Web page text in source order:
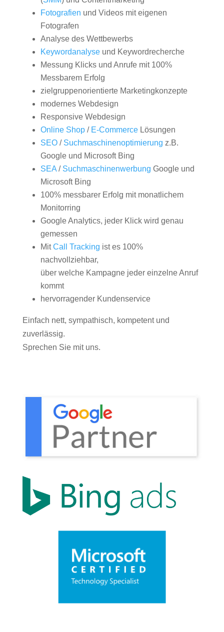
Fotografien und Videos mit eigenen
Fotografen
Analyse des Wettbewerbs
Keywordanalyseund Keywordrecherche
Messung Klicks und Anrufe mit 100%
Messbarem Erfolg
zielgruppenorientierte Marketingkonzepte
modernes Webdesign
Responsive Webdesign
Online Shop/ E-CommerceLösungen
SEO/ Suchmaschinenoptimierung z.B.
Google und Microsoft Bing
SEA/ Suchmaschinenwerbung Google und
Microsoft Bing
100% messbarer Erfolg mit monatlichem
Monitorring
Google Analytics, jeder Klick wird genau
gemessen
MitCall Tracking ist es 100%
nachvollziehbar,
über welche Kampagne jeder einzelne Anruf
kommt
hervorragender Kundenservice
Einfach nett, sympathisch, kompetent und
zuverlässig.
Sprechen Sie mit uns.